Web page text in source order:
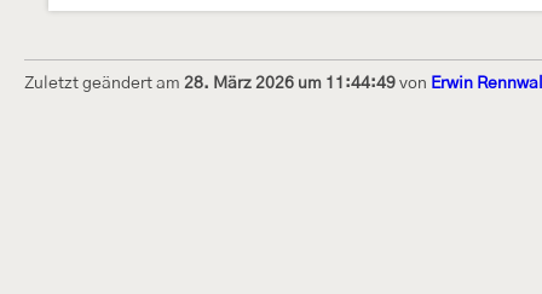
Zuletzt geändert am 28. März 2026 um 11:44:49 von Erwin